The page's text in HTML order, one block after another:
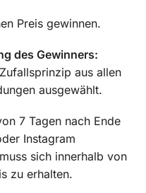
Preis gewinnen.
des Gewinners:
aus allen
ausgewählt.
7 Tagen nach Ende
Instagram
sich innerhalb von
zu erhalten.